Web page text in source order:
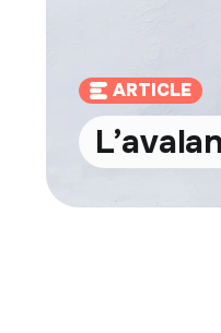
ARTICLE